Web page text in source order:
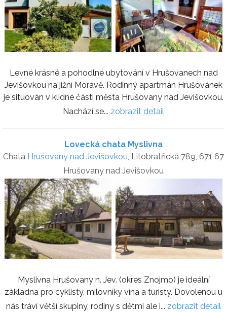
Levné krásné a pohodlné ubytování v Hrušovanech nad
Jevišovkou na jižní Moravě. Rodinný apartmán Hrušovánek
je situován v klidné části města Hrušovany nad Jevišovkou.
Nachází se... zobrazit detail
Lovecká chata Myslivna
Chata Hrušovany nad Jevišovkou, Litobratřická 789, 671 67
Hrušovany nad Jevišovkou
Myslivna Hrušovany n. Jev. (okres Znojmo) je ideální
základna pro cyklisty, milovníky vína a turisty. Dovolenou u
nás tráví větší skupiny, rodiny s dětmi ale i... zobrazit detail